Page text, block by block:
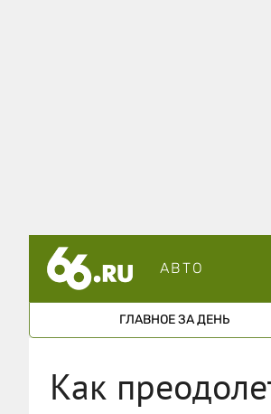
АВТО
ГЛАВНОЕ ЗА ДЕНЬ
Как